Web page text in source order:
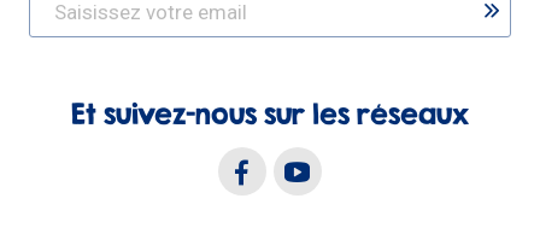
Et suivez-nous sur les réseaux